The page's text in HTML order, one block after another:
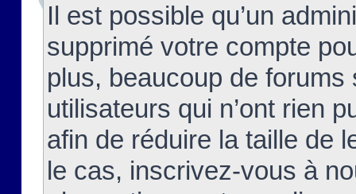
Il est possible qu’un
supprimé votre compte
plus, beaucoup de
utilisateurs qui n’ont rien
afin de réduire la taille de
le cas, inscrivez-vous à